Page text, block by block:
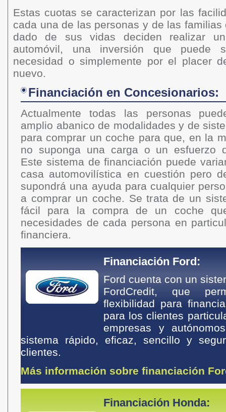
Estas cuotas se caracterizan por las
cada una de las personas y de las familias
dado de sus vidas deciden realizar
automóvil, una inversión que puede
necesidad o simplemente por el placer
nuevo.
Financiación en Concesionarios:
Actualmente todas las personas
amplio abanico de modalidades y de
para comprar un coche para que, en la
no suponga una carga o un esfuerzo
Este sistema de financiación puede
casa automovilística en cuestión pero
supondrá una ayuda para cualquier
a comprar un coche. Se trata de un
fácil para la compra de un coche
necesidades de cada persona en
financiera.
Financiación Ford:
Ford cuenta con un
FordCredit, que
flexibilidad para
para los clientes
empresas y
sistema rápido, eficaz, sencillo y
clientes.
Más información sobre financiación
Financiación Honda: